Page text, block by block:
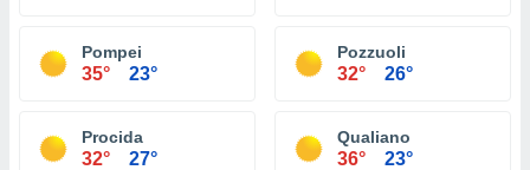
Pompei
35° 23°
Pozzuoli
32° 26°
Procida
32° 27°
Qualiano
36° 23°